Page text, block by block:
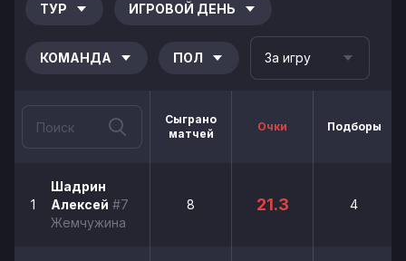
ТУР ИГРОВОЙ ДЕНЬ
КОМАНДА ПОЛ За игру
Сыграно
матчей
Очки Подборы
1
Шадрин
Алексей #7
Жемчужина
8 21.3 4